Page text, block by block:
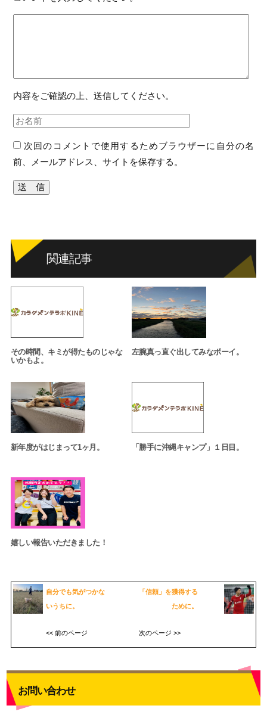
内容をご確認の上、送信してください。
次回のコメントで使用するためブラウザーに自分の名
前、メールアドレス、サイトを保存する。
関連記事
その時間、キミが得たものじゃな
いかもよ。
左腕真っ直ぐ出してみなボーイ。
新年度がはじまって1ヶ月。 「勝手に沖縄キャンプ」１日目。
嬉しい報告いただきました！
自分でも気がつかな
いうちに。
<< 前のページ
「信頼」を獲得する
ために。
次のページ >>
お問い合わせ